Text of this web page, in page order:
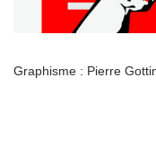
Graphisme : Pierre